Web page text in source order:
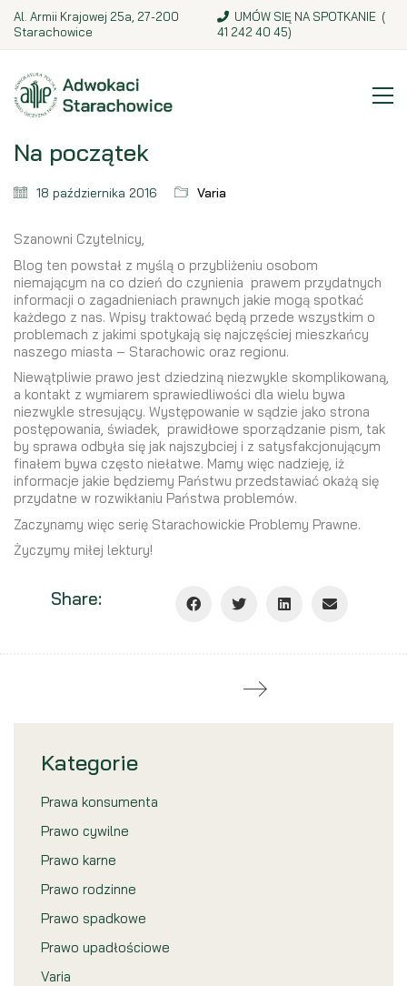
Al. Armii Krajowej 25a, 27-200
Starachowice
UMÓW SIĘ NA SPOTKANIE (
41 242 40 45)
Na początek
18 października 2016 Varia
Szanowni Czytelnicy,
Blog ten powstał z myślą o przybliżeniu osobom
niemającym na co dzień do czynienia prawem przydatnych
informacji o zagadnieniach prawnych jakie mogą spotkać
każdego z nas. Wpisy traktować będą przede wszystkim o
problemach z jakimi spotykają się najczęściej mieszkańcy
naszego miasta – Starachowic oraz regionu.
Niewątpliwie prawo jest dziedziną niezwykle skomplikowaną,
a kontakt z wymiarem sprawiedliwości dla wielu bywa
niezwykle stresujący. Występowanie w sądzie jako strona
postępowania, świadek, prawidłowe sporządzanie pism, tak
by sprawa odbyła się jak najszybciej i z satysfakcjonującym
finałem bywa często niełatwe. Mamy więc nadzieję, iż
informacje jakie będziemy Państwu przedstawiać okażą się
przydatne w rozwikłaniu Państwa problemów.
Zaczynamy więc serię Starachowickie Problemy Prawne.
Życzymy miłej lektury!
Share:
Kategorie
Prawa konsumenta
Prawo cywilne
Prawo karne
Prawo rodzinne
Prawo spadkowe
Prawo upadłościowe
Varia